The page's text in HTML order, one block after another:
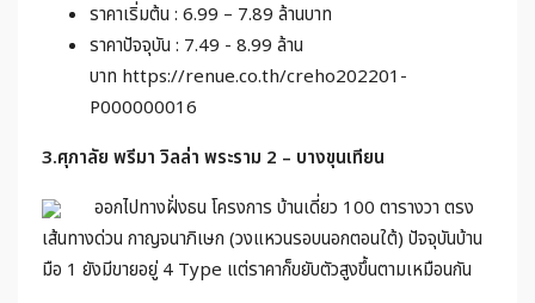
ราคาเริ่มต้น : 6.99 – 7.89 ล้านบาท
ราคาปัจจุบัน : 7.49 - 8.99 ล้าน
บาท https://renue.co.th/creho202201-
P000000016
3.ศุภาลัย พรีมา วิลล่า พระราม 2 – บางขุนเทียน
ออกไปทางฝั่งธน โครงการ บ้านเดี่ยว 100 ตารางวา ตรง
เส้นทางด่วน กาญจนาภิเษก (วงแหวนรอบนอกตอนใต้) ปัจจุบันบ้าน
มือ 1 ยังมีขายอยู่ 4 Type แต่ราคาก็ขยับตัวสูงขึ้นตามเหมือนกัน